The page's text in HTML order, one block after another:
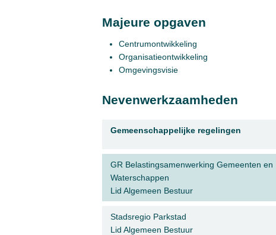
Majeure opgaven
Centrumontwikkeling
Organisatieontwikkeling
Omgevingsvisie
Nevenwerkzaamheden
Gemeenschappelijke regelingen
GR Belastingsamenwerking Gemeenten en
Waterschappen
Lid Algemeen Bestuur
Stadsregio Parkstad
Lid Algemeen Bestuur